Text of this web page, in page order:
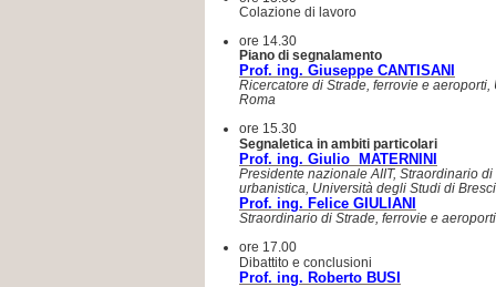
Colazione di lavoro
ore 14.30
Piano di segnalamento
Prof. ing. Giuseppe CANTISANI
Ricercatore di Strade, ferrovie e aeroporti,
Roma
ore 15.30
Segnaletica in ambiti particolari
Prof. ing. Giulio MATERNINI
Presidente nazionale AIIT, Straordinario
urbanistica, Università degli Studi di
Prof. ing. Felice GIULIANI
Straordinario di Strade, ferrovie e
ore 17.00
Dibattito e conclusioni
Prof. ing. Roberto BUSI